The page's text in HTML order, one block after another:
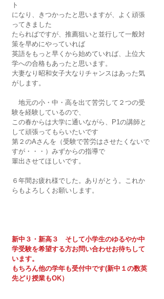
ト
になり、きつかったと思いますが、よく頑張
ってきました
たらればですが、推薦狙いと並行して一般対
策を早めにやっていれば
英語をもっと早くから始めていれば、上位大
学への合格もあったと思います。
大妻なり昭和女子大なりチャンスはあった気
がします。
地元の小・中・高を出て苦労して２つの受
験を経験しているので、
この春からは大学に通いながら、P1の講師と
して頑張ってもらいたいです
第２のAさんを（受験で苦労はさせたくないで
すが・・・）みずからの指導で
輩出させてほしいです。
６年間お疲れ様でした。ありがとう。これか
らもよろしくお願いします。
新中３・新高３　そして小学生のゆるやか中
学受験を希望する方お問い合わせお待ちして
います。
もちろん他の学年も受付中です(新中１の数英
先どり授業もOK）